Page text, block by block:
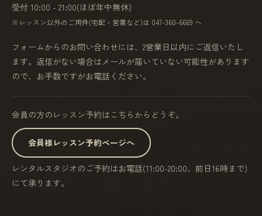
受付 10:00 - 21:00(ほぼ年中無休)
※レッスン以外のご用件(宅配・営業など)は 047-360-6669 へ
フォームからのお問い合わせには、2営業日以内にご返信いたし
ます。返信がない場合はメールが届いていない可能性があります
ので、お手数ですがお電話ください。
会員の方のレッスン予約はこちらからどうぞ。
会員様レッスン予約ページへ
レンタルスタジオのご予約はお電話(11:00-20:00、前日16時まで)
にて承ります。